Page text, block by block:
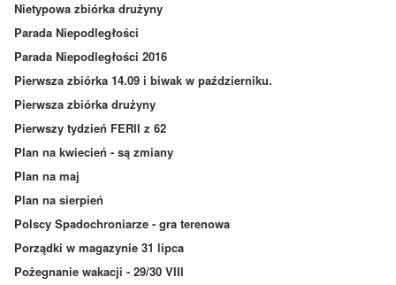
Nietypowa zbiórka drużyny
Parada Niepodległości
Parada Niepodległości 2016
Pierwsza zbiórka 14.09 i biwak w październiku.
Pierwsza zbiórka drużyny
Pierwszy tydzień FERII z 62
Plan na kwiecień - są zmiany
Plan na maj
Plan na sierpień
Polscy Spadochroniarze - gra terenowa
Porządki w magazynie 31 lipca
Pożegnanie wakacji - 29/30 VIII